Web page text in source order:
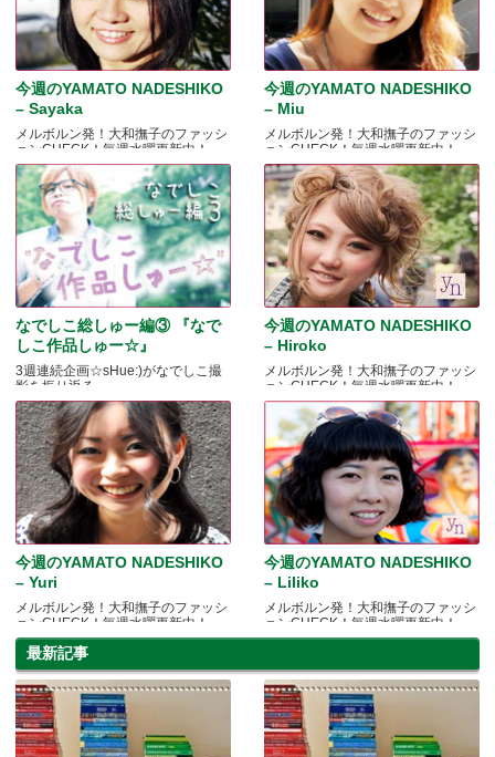
今週のYAMATO NADESHIKO
– Sayaka
メルボルン発！大和撫子のファッシ
ョンCHECK！毎週水曜更新中！
今週のYAMATO NADESHIKO
– Miu
メルボルン発！大和撫子のファッシ
ョンCHECK！毎週水曜更新中！
なでしこ総しゅー編③ 『なで
しこ作品しゅー☆』
3週連続企画☆sHue:)がなでしこ撮
影を振り返る
今週のYAMATO NADESHIKO
– Hiroko
メルボルン発！大和撫子のファッシ
ョンCHECK！毎週水曜更新中！
今週のYAMATO NADESHIKO
– Yuri
メルボルン発！大和撫子のファッシ
ョンCHECK！毎週水曜更新中！
今週のYAMATO NADESHIKO
– Liliko
メルボルン発！大和撫子のファッシ
ョンCHECK！毎週水曜更新中！
最新記事